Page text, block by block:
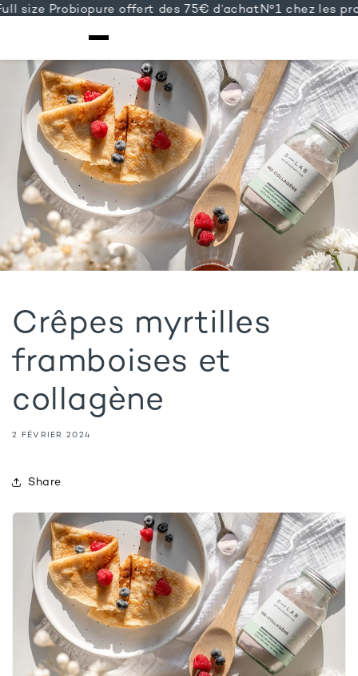
IGNORER ET
PASSER AU
CONTENU
Probiopure offert des 75€ d’achatN°1 chez les
Crêpes myrtilles
framboises et
collagène
2 FÉVRIER 2024
Share